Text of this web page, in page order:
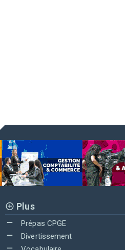
Plus
Prépas CPGE
Divertissement